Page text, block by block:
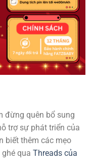
đừng quên bổ sung
trợ sự phát triển của
biết thêm các mẹo
qua Threads của